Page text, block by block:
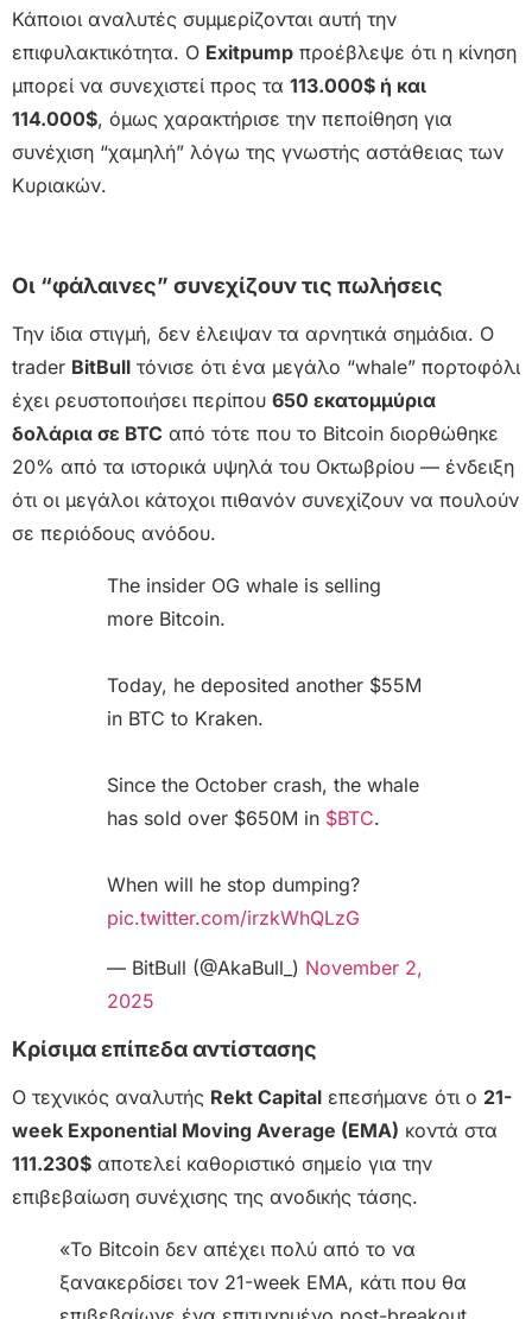
Κάποιοι αναλυτές συμμερίζονται αυτή την
επιφυλακτικότητα. Ο Exitpump προέβλεψε ότι η κίνηση
μπορεί να συνεχιστεί προς τα 113.000$ ή και
114.000$, όμως χαρακτήρισε την πεποίθηση για
συνέχιση “χαμηλή” λόγω της γνωστής αστάθειας των
Κυριακών.
Οι “φάλαινες” συνεχίζουν τις πωλήσεις
Την ίδια στιγμή, δεν έλειψαν τα αρνητικά σημάδια. Ο
trader BitBull τόνισε ότι ένα μεγάλο “whale” πορτοφόλι
έχει ρευστοποιήσει περίπου 650 εκατομμύρια
δολάρια σε BTC από τότε που το Bitcoin διορθώθηκε
20% από τα ιστορικά υψηλά του Οκτωβρίου — ένδειξη
ότι οι μεγάλοι κάτοχοι πιθανόν συνεχίζουν να πουλούν
σε περιόδους ανόδου.
The insider OG whale is selling
more Bitcoin.
Today, he deposited another $55M
in BTC to Kraken.
Since the October crash, the whale
has sold over $650M in $BTC.
When will he stop dumping?
pic.twitter.com/irzkWhQLzG
— BitBull (@AkaBull_) November 2,
2025
Κρίσιμα επίπεδα αντίστασης
Ο τεχνικός αναλυτής Rekt Capital επεσήμανε ότι ο 21-
week Exponential Moving Average (EMA) κοντά στα
111.230$ αποτελεί καθοριστικό σημείο για την
επιβεβαίωση συνέχισης της ανοδικής τάσης.
«Το Bitcoin δεν απέχει πολύ από το να
ξανακερδίσει τον 21-week EMA, κάτι που θα